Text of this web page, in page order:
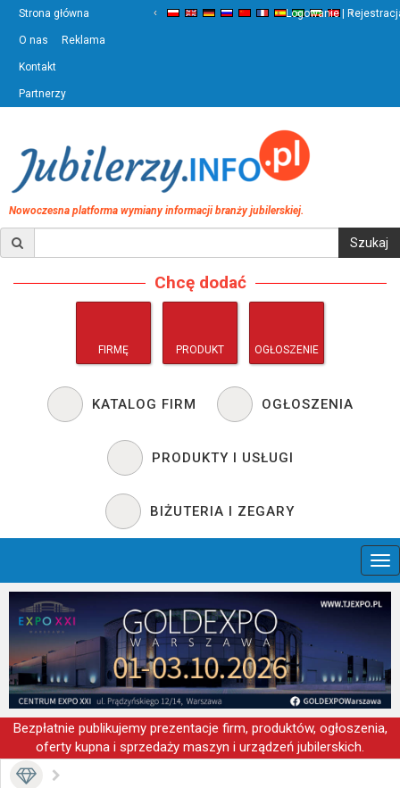
Strona główna
O nas Reklama
Kontakt
Partnerzy
‹ ›
Logowanie |
Nowoczesna platforma wymiany informacji branży jubilerskiej.
Chcę dodać
FIRMĘ PRODUKT OGŁOSZENIE
KATALOG FIRM OGŁOSZENIA
PRODUKTY I USŁUGI
BIŻUTERIA I ZEGARY
Bezpłatnie publikujemy prezentacje firm, produktów, ogłoszenia,
oferty kupna i sprzedaży maszyn i urządzeń jubilerskich.